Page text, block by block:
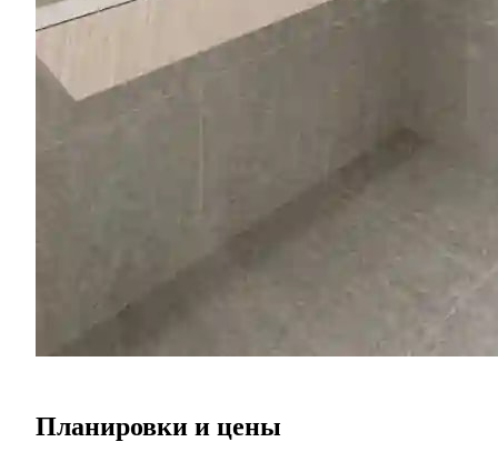
Планировки и цены